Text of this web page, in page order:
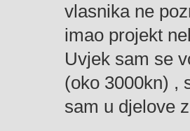
vlasnika ne
imao projekt
Uvjek sam se
(oko 3000kn) ,
sam u djelove